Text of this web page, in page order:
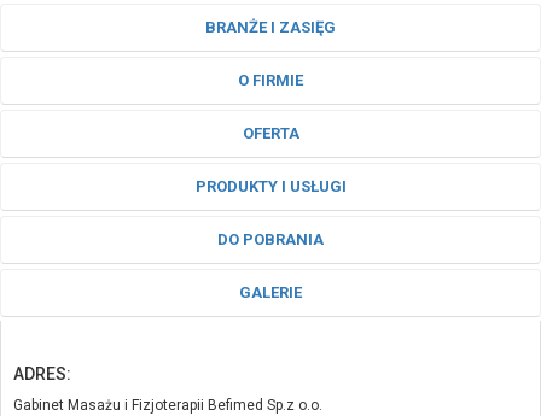
BRANŻE I ZASIĘG
O FIRMIE
OFERTA
PRODUKTY I USŁUGI
DO POBRANIA
GALERIE
ADRES:
Gabinet Masażu i Fizjoterapii Befimed Sp.z o.o.